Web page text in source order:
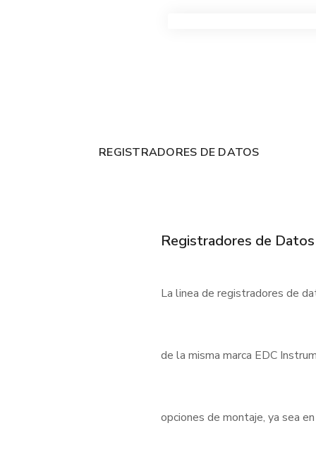
REGISTRADORES DE DATOS
Registradores de Datos
La linea de registradores de
de la misma marca EDC
opciones de montaje, ya sea